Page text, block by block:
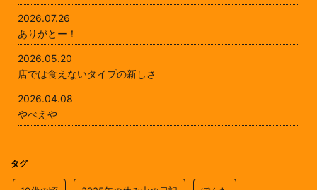
2026.07.26
ありがとー！
2026.05.20
店では食えないタイプの新しさ
2026.04.08
やべえや
タグ